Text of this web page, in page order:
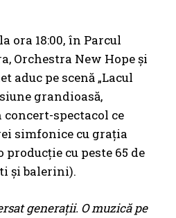
ora 18:00, în Parcul
Orchestra New Hope și
aduc pe scenă „Lacul
grandioasă,
spectacol ce
simfonice cu grația
cu peste 65 de
și balerini).
generații. O muzică pe